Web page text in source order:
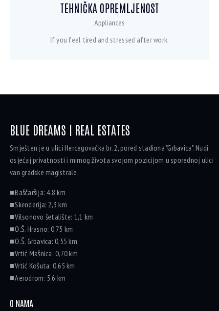
TEHNIČKA OPREMLJENOST
Appliances
If you feel tired and stressed after work.
BLUE DREAMS | REAL ESTATES
Smješten je u ulici Hercegovačka br. 2, pored stadiona "Grbavica". Nudi
osjećaj privatnosti i mirnog života svojom pozicijom u sporednoj ulici
van gradske magistrale.
■Baščaršija: 4,8 km
■Skenderija: 2,3 km
■Vilsonovo šetalište: 1,1 km
■O.Š. Hrasno: 0,75 km
■O.Š. Grbavica: 0,55 km
■Vrtić Mašnica: 0,70 km
■Vrtić Košuta: 0,65 km
■Aerodrom: 5,6 km
O NAMA